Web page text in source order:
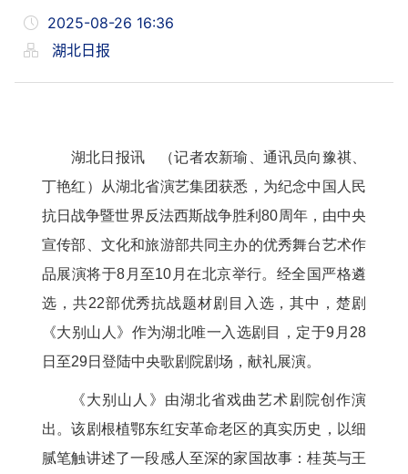
2025-08-26 16:36
湖北日报
湖北日报讯 （记者农新瑜、通讯员向豫祺、
丁艳红）从湖北省演艺集团获悉，为纪念中国人民
抗日战争暨世界反法西斯战争胜利80周年，由中央
宣传部、文化和旅游部共同主办的优秀舞台艺术作
品展演将于8月至10月在北京举行。经全国严格遴
选，共22部优秀抗战题材剧目入选，其中，楚剧
《大别山人》作为湖北唯一入选剧目，定于9月28
日至29日登陆中央歌剧院剧场，献礼展演。
《大别山人》由湖北省戏曲艺术剧院创作演
出。该剧根植鄂东红安革命老区的真实历史，以细
腻笔触讲述了一段感人至深的家国故事：桂英与王